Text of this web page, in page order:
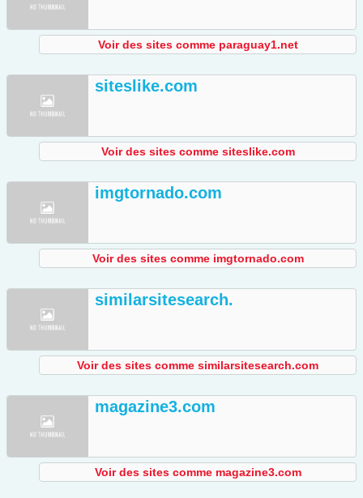
Voir des sites comme paraguay1.net
siteslike.com
Voir des sites comme siteslike.com
imgtornado.com
Voir des sites comme imgtornado.com
similarsitesearch.
Voir des sites comme similarsitesearch.com
magazine3.com
Voir des sites comme magazine3.com